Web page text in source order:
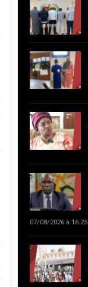
07/08/2026 à 16:25